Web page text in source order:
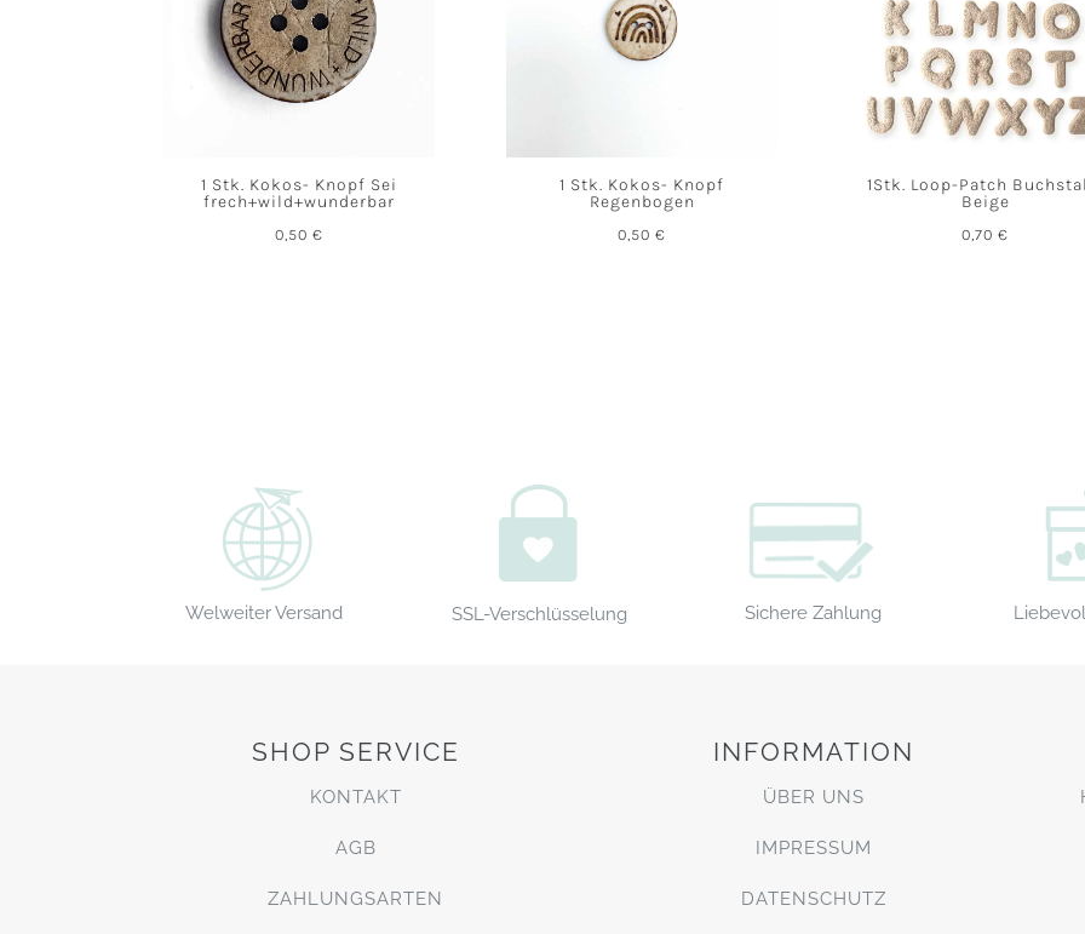
1 Stk. Kokos- Knopf Sei
frech+wild+wunderbar
0,50 €
1 Stk. Kokos- Knopf
Regenbogen
0,50€
1Stk. Loop-Patch
Beige
0,70€
Welweiter Versand SSL-Verschlüsselung Sichere Zahlung
SHOP SERVICE
KONTAKT
AGB
ZAHLUNGSARTEN
INFORMATION
ÜBER UNS
IMPRESSUM
DATENSCHUTZ